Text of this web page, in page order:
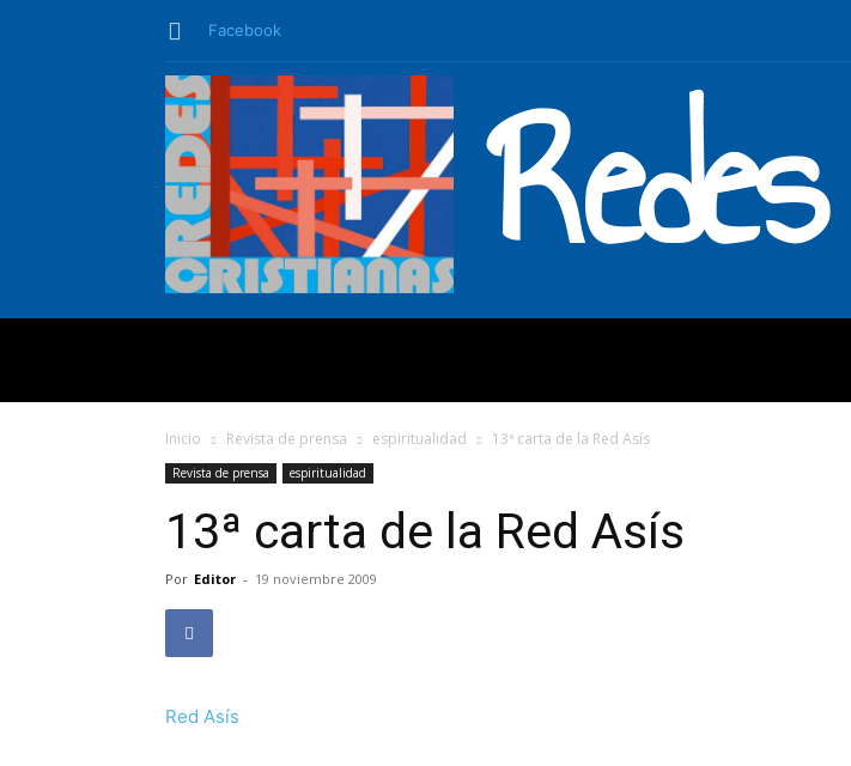
Facebook
Inicio Revista de prensa espiritualidad 13ª carta de la Red Asís
Revista de prensa espiritualidad
13ª carta de la Red Asís
Por Editor - 19 noviembre 2009
Red Asís